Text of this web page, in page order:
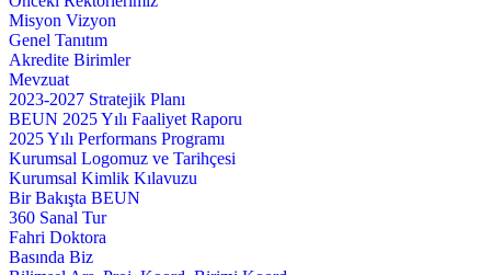
Misyon Vizyon
Genel Tanıtım
Akredite Birimler
Mevzuat
2023-2027 Stratejik Planı
BEUN 2025 Yılı Faaliyet Raporu
2025 Yılı Performans Programı
Kurumsal Logomuz ve Tarihçesi
Kurumsal Kimlik Kılavuzu
Bir Bakışta BEUN
360 Sanal Tur
Fahri Doktora
Basında Biz